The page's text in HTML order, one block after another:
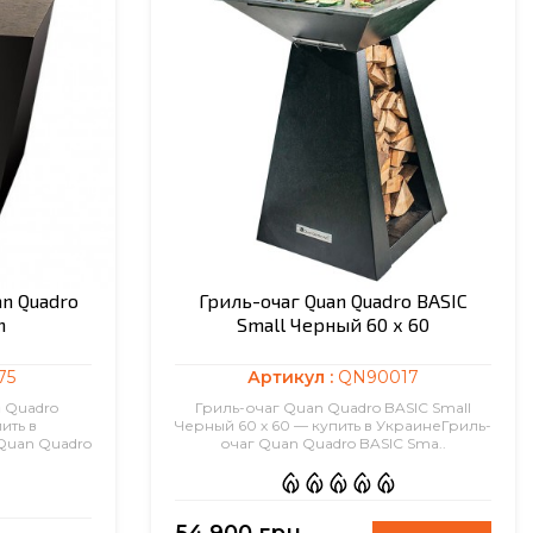
Quadro
Quadro
в
Quadro
Гриль-очаг Quan Quadro BASIC
Small Черный 60 х 60
Артикул : QN90017
Гриль-очаг Quan Quadro BASIC Small
Черный 60 х 60 — купить в УкраинеГриль-
очаг Quan Quadro BASIC Sma..